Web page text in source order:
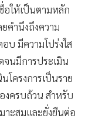
อให้เป็นตามหลัก
คำนึงถึงความ
บ มีความโปร่งใส
นมีการประเมิน
โครงการเป็นราย
งครบถ้วน สำหรับ
าะสมและยั่งยืนต่อ